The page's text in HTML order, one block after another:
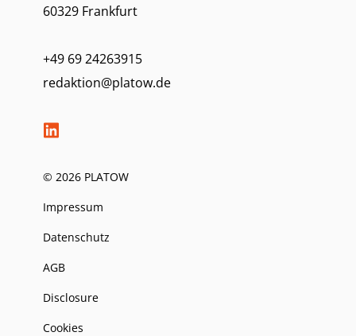
60329 Frankfurt
+49 69 24263915
redaktion@platow.de
© 2026 PLATOW
Impressum
Datenschutz
AGB
Disclosure
Cookies